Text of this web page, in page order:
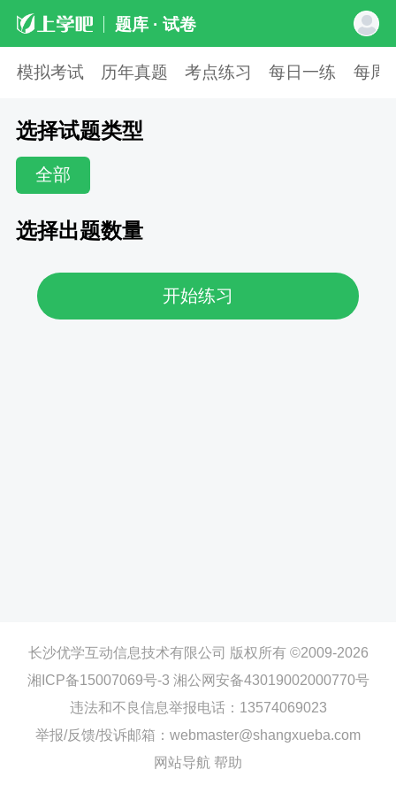
题库 · 试卷
模拟考试 历年真题 考点练习 每日一练 每周
选择试题类型
全部
选择出题数量
开始练习
长沙优学互动信息技术有限公司 版权所有 ©2009-2026
湘ICP备15007069号-3 湘公网安备43019002000770号
违法和不良信息举报电话：13574069023
举报/反馈/投诉邮箱：webmaster@shangxueba.com
网站导航 帮助